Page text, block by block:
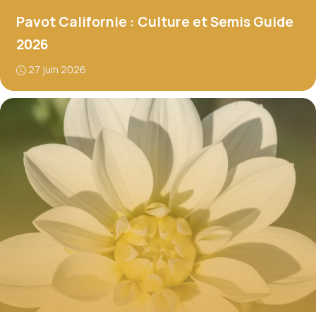
Pavot Californie : Culture et Semis Guide
2026
27 juin 2026